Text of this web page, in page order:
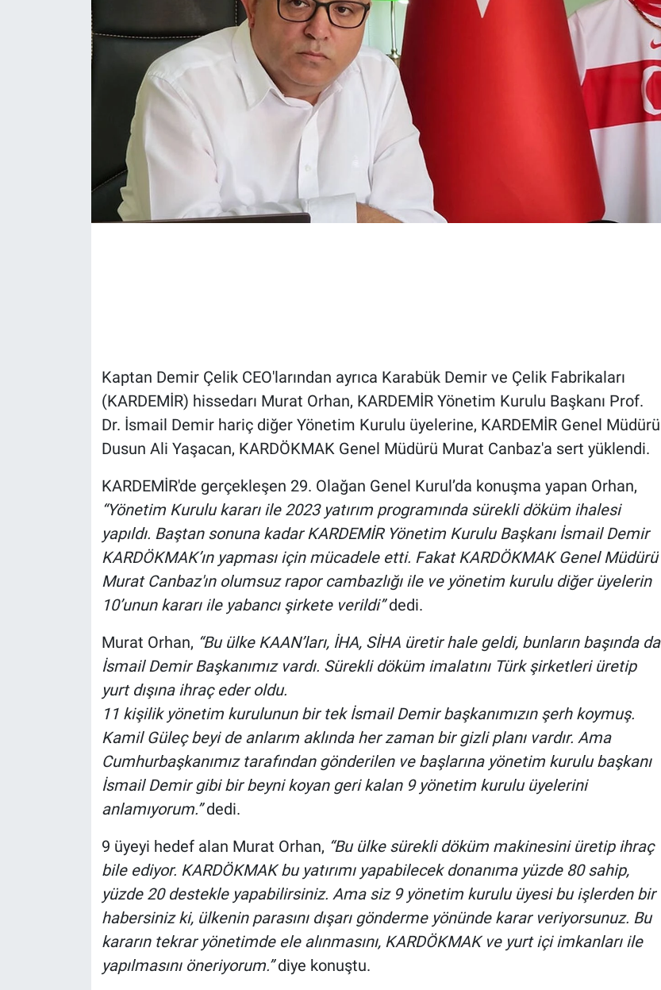
Kaptan Demir Çelik CEO'larından ayrıca Karabük Demir ve Çelik Fabrikaları
(KARDEMİR) hissedarı Murat Orhan, KARDEMİR Yönetim Kurulu Başkanı Prof.
Dr. İsmail Demir hariç diğer Yönetim Kurulu üyelerine, KARDEMİR Genel Müdürü
Dusun Ali Yaşacan, KARDÖKMAK Genel Müdürü Murat Canbaz'a sert yüklendi.
KARDEMİR'de gerçekleşen 29. Olağan Genel Kurul’da konuşma yapan Orhan,
“Yönetim Kurulu kararı ile 2023 yatırım programında sürekli döküm ihalesi
yapıldı. Baştan sonuna kadar KARDEMİR Yönetim Kurulu Başkanı İsmail Demir
KARDÖKMAK’ın yapması için mücadele etti. Fakat KARDÖKMAK Genel Müdürü
Murat Canbaz'ın olumsuz rapor cambazlığı ile ve yönetim kurulu diğer üyelerin
10’unun kararı ile yabancı şirkete verildi”dedi.
Murat Orhan, “Bu ülke KAAN’ları, İHA, SİHA üretir hale geldi, bunların başında da
İsmail Demir Başkanımız vardı. Sürekli döküm imalatını Türk şirketleri üretip
yurt dışına ihraç eder oldu.
11 kişilik yönetim kurulunun bir tek İsmail Demir başkanımızın şerh koymuş.
Kamil Güleç beyi de anlarım aklında her zaman bir gizli planı vardır. Ama
Cumhurbaşkanımız tarafından gönderilen ve başlarına yönetim kurulu başkanı
İsmail Demir gibi bir beyni koyan geri kalan 9 yönetim kurulu üyelerini
anlamıyorum.”dedi.
9 üyeyi hedef alan Murat Orhan, “Bu ülke sürekli döküm makinesini üretip ihraç
bile ediyor. KARDÖKMAK bu yatırımı yapabilecek donanıma yüzde 80 sahip,
yüzde 20 destekle yapabilirsiniz. Ama siz 9 yönetim kurulu üyesi bu işlerden bir
habersiniz ki, ülkenin parasını dışarı gönderme yönünde karar veriyorsunuz. Bu
kararın tekrar yönetimde ele alınmasını, KARDÖKMAK ve yurt içi imkanları ile
yapılmasını öneriyorum.”diye konuştu.